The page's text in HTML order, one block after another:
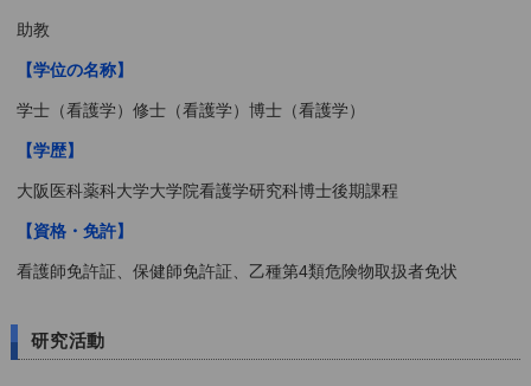
助教
【学位の名称】
学士（看護学）修士（看護学）博士（看護学）
【学歴】
大阪医科薬科大学大学院看護学研究科博士後期課程
【資格・免許】
看護師免許証、保健師免許証、乙種第4類危険物取扱者免状
研究活動